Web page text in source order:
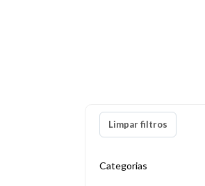
Limpar filtros
Categorias